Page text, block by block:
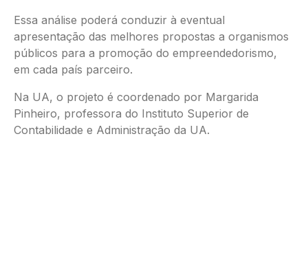
Essa análise poderá conduzir à eventual
apresentação das melhores propostas a organismos
públicos para a promoção do empreendedorismo,
em cada país parceiro.
Na UA, o projeto é coordenado por Margarida
Pinheiro, professora do Instituto Superior de
Contabilidade e Administração da UA.